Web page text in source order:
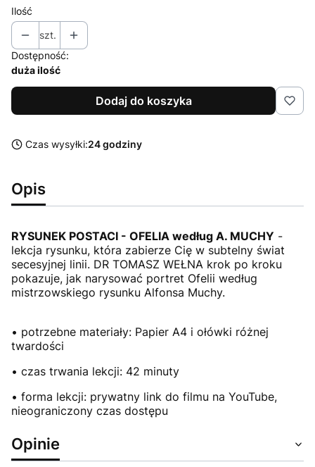
Ilość
szt.
Dostępność:
duża ilość
Dodaj do koszyka
Czas wysyłki:24 godziny
Opis
RYSUNEK POSTACI - OFELIA według A. MUCHY -
lekcja rysunku, która zabierze Cię w subtelny świat
secesyjnej linii. DR TOMASZ WEŁNA krok po kroku
pokazuje, jak narysować portret Ofelii według
mistrzowskiego rysunku Alfonsa Muchy.
• potrzebne materiały: Papier A4 i ołówki różnej
twardości
• czas trwania lekcji: 42 minuty
• forma lekcji: prywatny link do filmu na YouTube,
nieograniczony czas dostępu
Opinie